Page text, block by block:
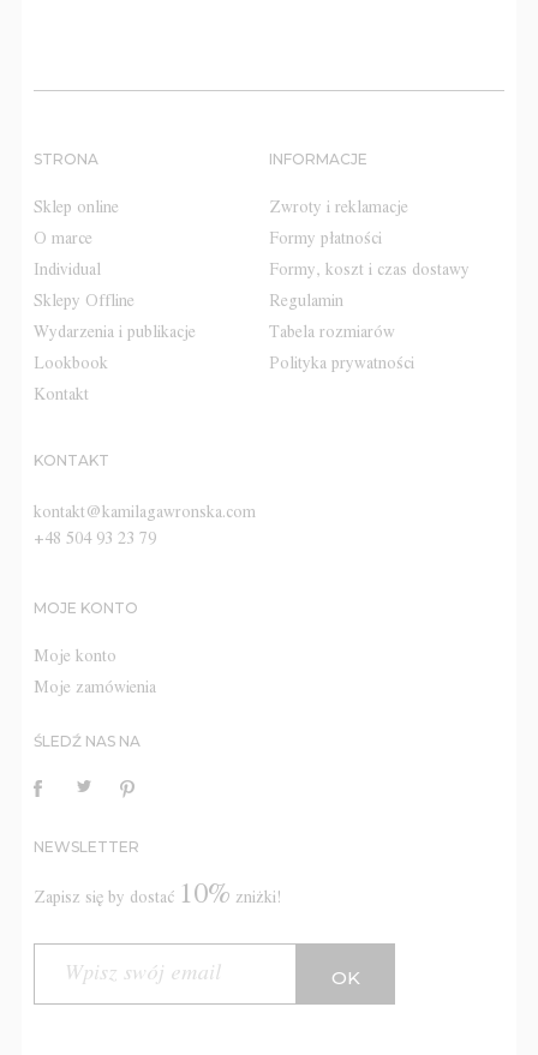
STRONA
Sklep online
O marce
Individual
Sklepy Offline
Wydarzenia i publikacje
Lookbook
Kontakt
INFORMACJE
Zwroty i reklamacje
Formy płatności
Formy, koszt i czas dostawy
Regulamin
Tabela rozmiarów
Polityka prywatności
KONTAKT
kontakt@kamilagawronska.com
+48 504 93 23 79
MOJE KONTO
Moje konto
Moje zamówienia
ŚLEDŹ NAS NA
NEWSLETTER
Zapisz się by dostać 10% zniżki!